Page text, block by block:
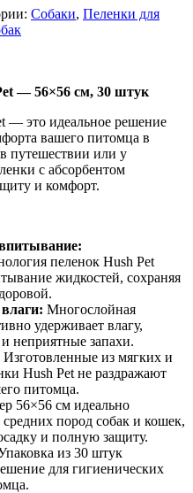
Cобаки, Пеленки для
— 56×56 см, 30 штук
— это идеальное решение
вашего питомца в
путешествии или у
с абсорбентом
и комфорт.
пеленок Hush Pet
жидкостей, сохраняя
Многослойная
удерживает влагу,
неприятные запахи.
Изготовленные из мягких и
Hush Pet не раздражают
питомца.
56×56 см идеально
пород собак и кошек,
и полную защиту.
из 30 штук
для гигиенических